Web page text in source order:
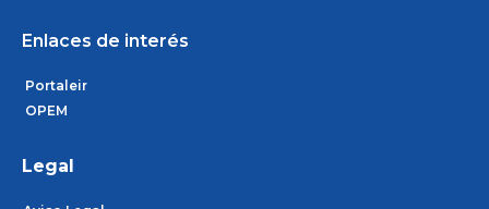
Enlaces de interés
Portaleir
OPEM
Legal